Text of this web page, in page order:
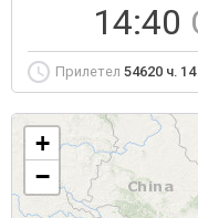
14:40
Прилетел 54620 ч.
+
−